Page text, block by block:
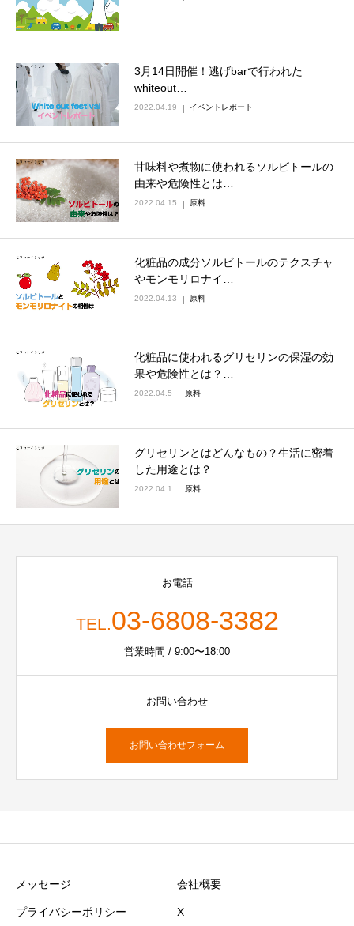
3月14日開催！逃げbarで行われた
whiteout…
2022.04.19 イベントレポート
甘味料や煮物に使われるソルビトールの
由来や危険性とは…
2022.04.15 原料
化粧品の成分ソルビトールのテクスチャ
やモンモリロナイ…
2022.04.13 原料
化粧品に使われるグリセリンの保湿の効
果や危険性とは？…
2022.04.5 原料
グリセリンとはどんなもの？生活に密着
した用途とは？
2022.04.1 原料
お電話
TEL.03-6808-3382
営業時間 / 9:00〜18:00
お問い合わせ
お問い合わせフォーム
メッセージ 会社概要
プライバシーポリシー X